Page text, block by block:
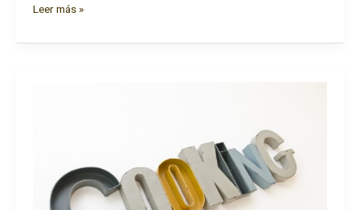
Fotógrafo
interiores
Leer más »